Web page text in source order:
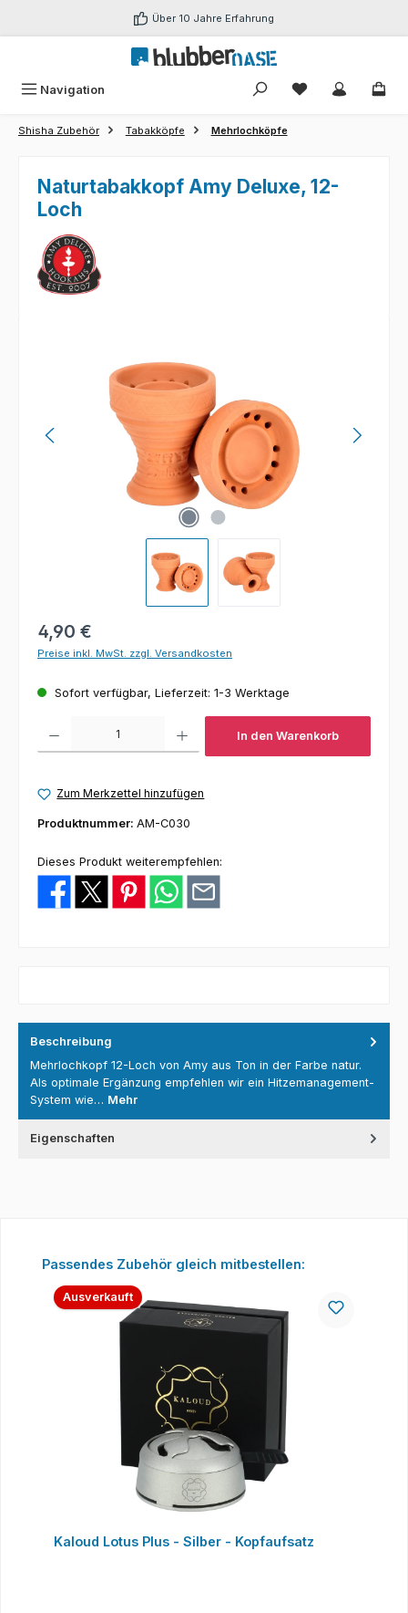
Zum Hauptinhalt springen Über 10 Jahre Erfahrung
Navigation Du hast 0
Shisha Zubehör Tabakköpfe Mehrlochköpfe
Naturtabakkopf Amy Deluxe, 12-
Loch
Regulärer Preis:
4,90 €
Preise inkl. MwSt. zzgl. Versandkosten
Sofort verfügbar, Lieferzeit: 1-3 Werktage
In den Warenkorb
Zum Merkzettel hinzufügen
Produktnummer: AM-C030
Dieses Produkt weiterempfehlen:
Beschreibung
Mehrlochkopf 12-Loch von Amy aus Ton in der Farbe natur.
Als optimale Ergänzung empfehlen wir ein Hitzemanagement-
System wie… Mehr
Eigenschaften
Produktgalerie überspringen
Passendes Zubehör gleich mitbestellen:
Ausverkauft
Kaloud Lotus Plus - Silber - Kopfaufsatz